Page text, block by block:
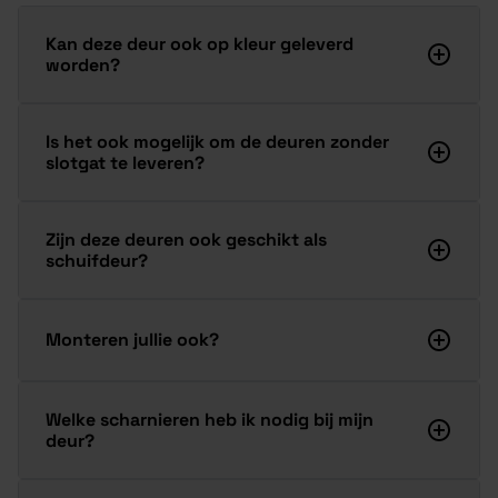
Kan deze deur ook op kleur geleverd
worden?
Is het ook mogelijk om de deuren zonder
slotgat te leveren?
Zijn deze deuren ook geschikt als
schuifdeur?
Monteren jullie ook?
Welke scharnieren heb ik nodig bij mijn
deur?